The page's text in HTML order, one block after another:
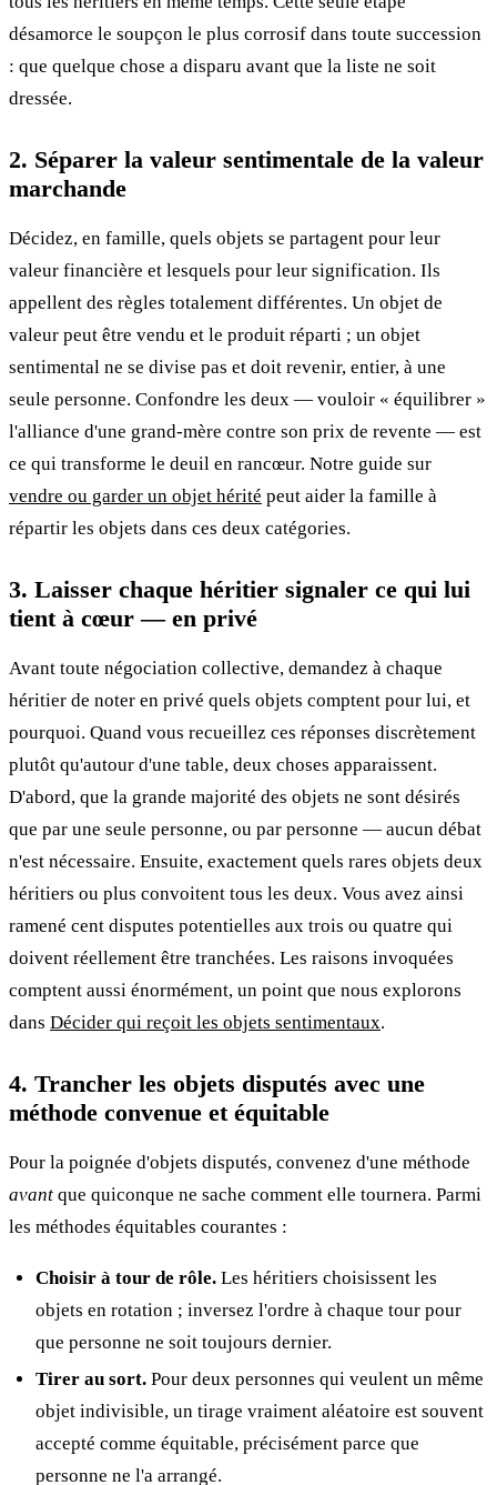
désamorce le soupçon le plus corrosif dans toute succession
: que quelque chose a disparu avant que la liste ne soit
dressée.
2. Séparer la valeur sentimentale de la valeur
marchande
Décidez, en famille, quels objets se partagent pour leur
valeur financière et lesquels pour leur signification. Ils
appellent des règles totalement différentes. Un objet de
valeur peut être vendu et le produit réparti ; un objet
sentimental ne se divise pas et doit revenir, entier, à une
seule personne. Confondre les deux — vouloir « équilibrer »
l'alliance d'une grand-mère contre son prix de revente — est
ce qui transforme le deuil en rancœur. Notre guide sur
vendre ou garder un objet hérité peut aider la famille à
répartir les objets dans ces deux catégories.
3. Laisser chaque héritier signaler ce qui lui
tient à cœur — en privé
Avant toute négociation collective, demandez à chaque
héritier de noter en privé quels objets comptent pour lui, et
pourquoi. Quand vous recueillez ces réponses discrètement
plutôt qu'autour d'une table, deux choses apparaissent.
D'abord, que la grande majorité des objets ne sont désirés
que par une seule personne, ou par personne — aucun débat
n'est nécessaire. Ensuite, exactement quels rares objets deux
héritiers ou plus convoitent tous les deux. Vous avez ainsi
ramené cent disputes potentielles aux trois ou quatre qui
doivent réellement être tranchées. Les raisons invoquées
comptent aussi énormément, un point que nous explorons
dans Décider qui reçoit les objets sentimentaux.
4. Trancher les objets disputés avec une
méthode convenue et équitable
Pour la poignée d'objets disputés, convenez d'une méthode
avant que quiconque ne sache comment elle tournera. Parmi
les méthodes équitables courantes :
Choisir à tour de rôle. Les héritiers choisissent les
objets en rotation ; inversez l'ordre à chaque tour pour
que personne ne soit toujours dernier.
Tirer au sort. Pour deux personnes qui veulent un même
objet indivisible, un tirage vraiment aléatoire est souvent
accepté comme équitable, précisément parce que
personne ne l'a arrangé.